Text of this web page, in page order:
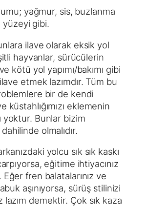
yağmur, sis, buzlanma
yüzeyi gibi.
ilave olarak eksik yol
hayvanlar, sürücülerin
kötü yol yapımı/bakımı gibi
etmek lazımdır. Tüm bu
bir de kendi
küstahlığımızı eklemenin
yoktur. Bunlar bizim
olmalıdır.
yolcu sık sık kaskı
eğitime ihtiyacınız
fren balatalarınız ve
aşınıyorsa, sürüş stilinizi
demektir. Çok sık kaza